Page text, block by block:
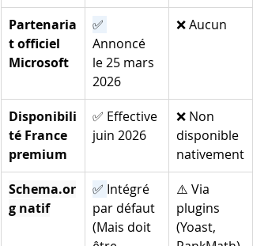
Partenaria
t officiel
Microsoft
✅
Annoncé
le 25 mars
2026
❌ Aucun
Disponibili
té France
premium
✅ Effective
juin 2026
❌ Non
disponible
nativement
Schema.or
g natif
✅ Intégré
par défaut
(Mais doit
⚠️ Via
plugins
(Yoast,